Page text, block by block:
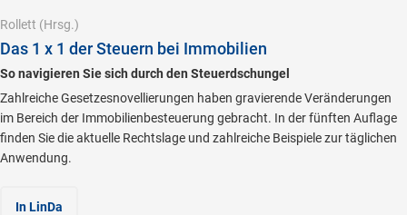
Rollett (Hrsg.)
Das 1 x 1 der Steuern bei Immobilien
So navigieren Sie sich durch den Steuerdschungel
Zahlreiche Gesetzesnovellierungen haben gravierende Veränderungen
im Bereich der Immobilienbesteuerung gebracht. In der fünften Auflage
finden Sie die aktuelle Rechtslage und zahlreiche Beispiele zur täglichen
Anwendung.
In LinDa